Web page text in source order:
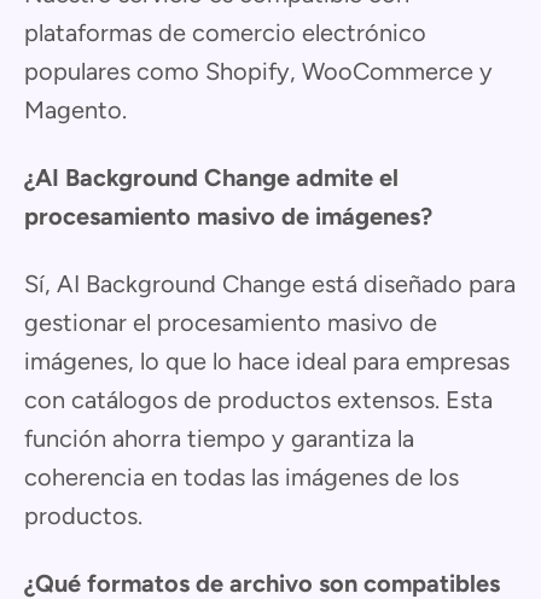
plataformas de comercio electrónico
populares como Shopify, WooCommerce y
Magento.
¿AI Background Change admite el
procesamiento masivo de imágenes?
Sí, AI Background Change está diseñado para
gestionar el procesamiento masivo de
imágenes, lo que lo hace ideal para empresas
con catálogos de productos extensos. Esta
función ahorra tiempo y garantiza la
coherencia en todas las imágenes de los
productos.
¿Qué formatos de archivo son compatibles